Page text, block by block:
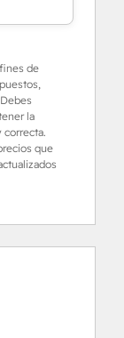
de
la
correcta.
que